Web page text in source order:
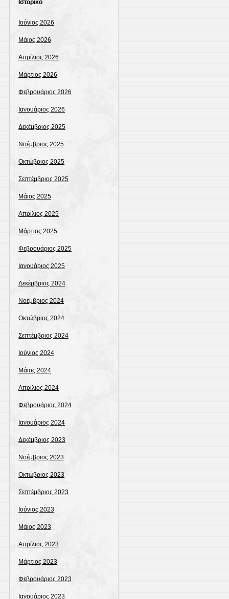
Ιστορικό
Ιούνιος 2026
Μάιος 2026
Απρίλιος 2026
Μάρτιος 2026
Φεβρουάριος 2026
Ιανουάριος 2026
Δεκέμβριος 2025
Νοέμβριος 2025
Οκτώβριος 2025
Σεπτέμβριος 2025
Μάιος 2025
Απρίλιος 2025
Μάρτιος 2025
Φεβρουάριος 2025
Ιανουάριος 2025
Δεκέμβριος 2024
Νοέμβριος 2024
Οκτώβριος 2024
Σεπτέμβριος 2024
Ιούνιος 2024
Μάιος 2024
Απρίλιος 2024
Φεβρουάριος 2024
Ιανουάριος 2024
Δεκέμβριος 2023
Νοέμβριος 2023
Οκτώβριος 2023
Σεπτέμβριος 2023
Ιούνιος 2023
Μάιος 2023
Απρίλιος 2023
Μάρτιος 2023
Φεβρουάριος 2023
Ιανουάριος 2023